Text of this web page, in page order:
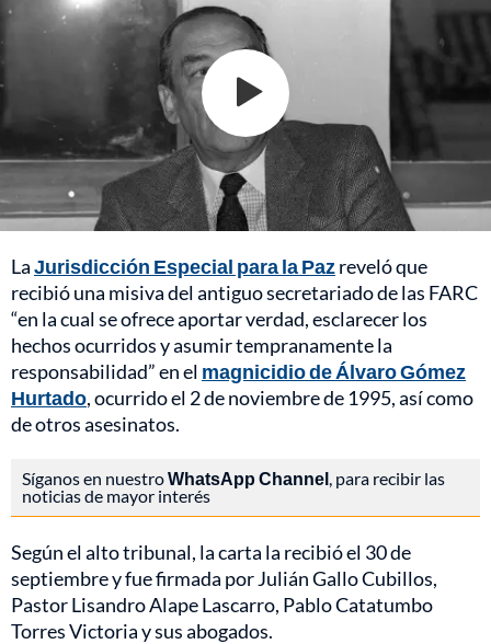
LaJurisdicción Especial para la Pazreveló que
recibió una misiva del antiguo secretariado de las FARC
“en la cual se ofrece aportar verdad, esclarecer los
hechos ocurridos y asumir tempranamente la
responsabilidad” en el magnicidio de Álvaro Gómez
Hurtado, ocurrido el 2 de noviembre de 1995, así como
de otros asesinatos.
Síganos en nuestroWhatsApp Channel , para recibir las
noticias de mayor interés
Según el alto tribunal, la carta la recibió el 30 de
septiembre y fue firmada por Julián Gallo Cubillos,
Pastor Lisandro Alape Lascarro, Pablo Catatumbo
Torres Victoria y sus abogados.